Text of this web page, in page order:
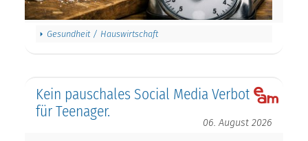
Gesundheit / Hauswirtschaft
Kein pauschales Social Media Verbot
für Teenager.
06. August 2026